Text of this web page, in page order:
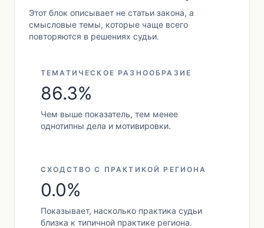
Этот блок описывает не статьи закона, а
смысловые темы, которые чаще всего
повторяются в решениях судьи.
ТЕМАТИЧЕСКОЕ РАЗНООБРАЗИЕ
86.3%
Чем выше показатель, тем менее
однотипны дела и мотивировки.
СХОДСТВО С ПРАКТИКОЙ РЕГИОНА
0.0%
Показывает, насколько практика судьи
близка к типичной практике региона.